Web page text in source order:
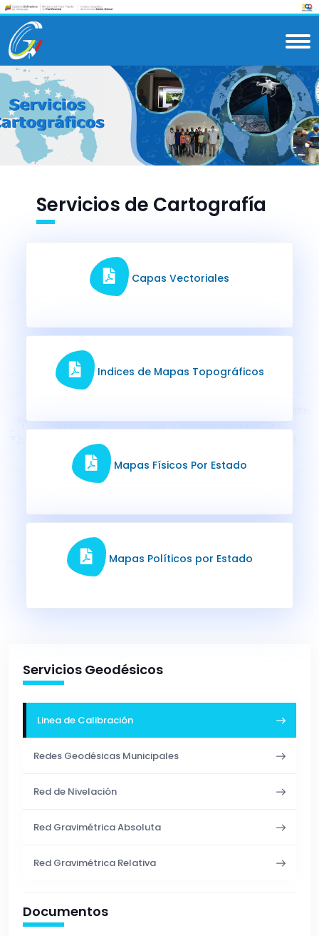
Servicios de Cartografía
Capas Vectoriales
Indices de Mapas Topográficos
Mapas Físicos Por Estado
Mapas Políticos por Estado
Servicios Geodésicos
Linea de Calibración
Redes Geodésicas Municipales
Red de Nivelación
Red Gravimétrica Absoluta
Red Gravimétrica Relativa
Documentos